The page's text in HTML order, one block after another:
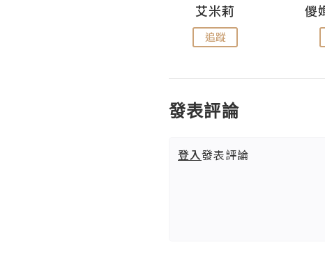
艾米莉
追蹤
發表評論
登入發表評論